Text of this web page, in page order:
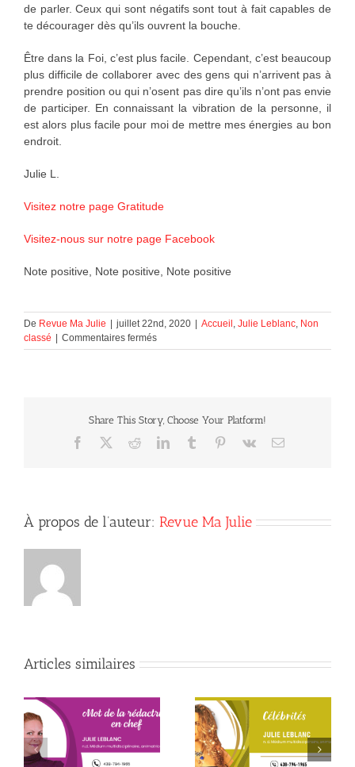
de parler. Ceux qui sont négatifs sont tout à fait capables de
te décourager dès qu’ils ouvrent la bouche.
Être dans la Foi, c’est plus facile. Cependant, c’est beaucoup
plus difficile de collaborer avec des gens qui n’arrivent pas à
prendre position ou qui n’osent pas dire qu’ils n’ont pas envie
de participer. En connaissant la vibration de la personne, il
est alors plus facile pour moi de mettre mes énergies au bon
endroit.
Julie L.
Visitez notre page Gratitude
Visitez-nous sur notre page Facebook
Note positive, Note positive, Note positive
De Revue Ma Julie juillet 22nd, 2020 Accueil , Julie Leblanc, Non
classé
Commentaires ferméssur
Note
Share This Story, Choose Your Platform!
Facebook RedditLinkedInTumblr Pinterest
Vk Courriel
À propos de l’auteur: Revue Ma Julie
Articles similaires
Début de la quatrième Le père que mon âme